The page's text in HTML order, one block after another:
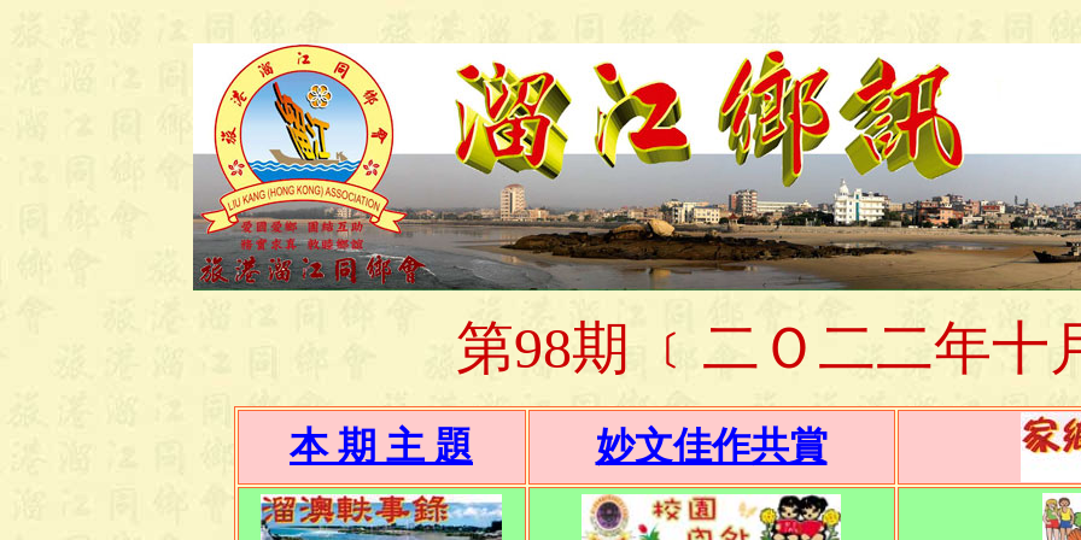
第98期 ﹝二Ｏ二二年十
本 期 主 題 妙文佳作共賞